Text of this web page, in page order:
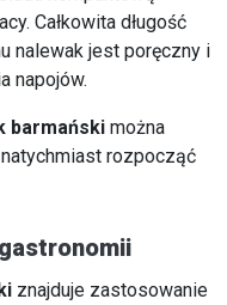
Całkowita długość
nalewak jest poręczny i
napojów.
barmański można
rozpocząć
znajduje zastosowanie